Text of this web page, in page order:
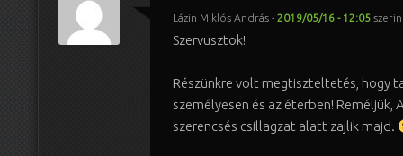
Lázin Miklós András- 2019/05/16 - 12:05
Szervusztok!
Részünkre volt megtiszteltetés, hogy
személyesen és az éterben! Reméljük,
szerencsés csillagzat alatt zajlik majd.